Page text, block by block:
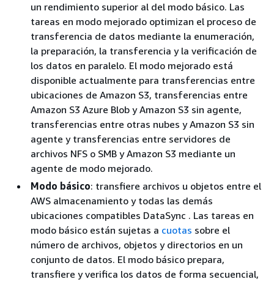
un rendimiento superior al del modo básico. Las
tareas en modo mejorado optimizan el proceso de
transferencia de datos mediante la enumeración,
la preparación, la transferencia y la verificación de
los datos en paralelo. El modo mejorado está
disponible actualmente para transferencias entre
ubicaciones de Amazon S3, transferencias entre
Amazon S3 Azure Blob y Amazon S3 sin agente,
transferencias entre otras nubes y Amazon S3 sin
agente y transferencias entre servidores de
archivos NFS o SMB y Amazon S3 mediante un
agente de modo mejorado.
Modo básico: transfiere archivos u objetos entre el
AWS almacenamiento y todas las demás
ubicaciones compatibles DataSync . Las tareas en
modo básico están sujetas a cuotas sobre el
número de archivos, objetos y directorios en un
conjunto de datos. El modo básico prepara,
transfiere y verifica los datos de forma secuencial,